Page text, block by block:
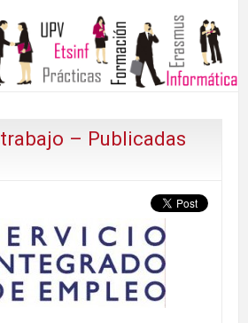
– Publicadas